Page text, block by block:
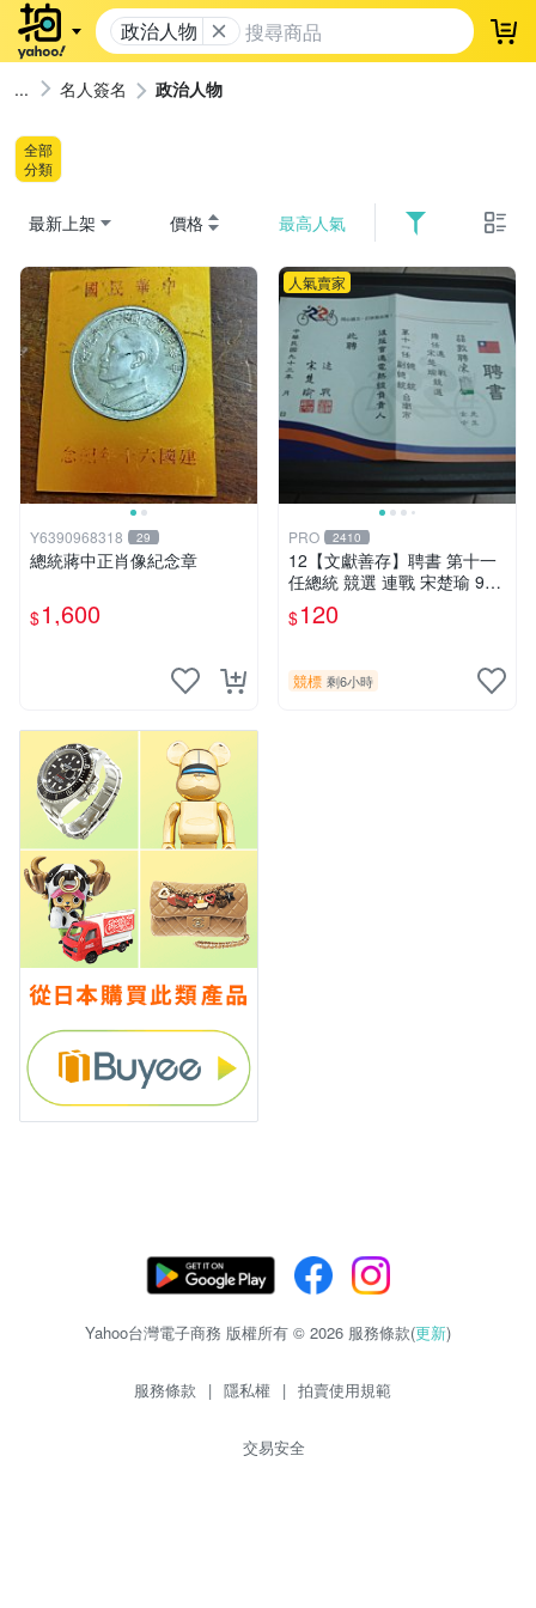
政治人物 登
名人簽名 政治人物
全部
分類
最新上架 價格 最高人氣
Y6390968318 29
總統蔣中正肖像紀念章
$1,600
人氣賣家
PRO 2410
12【文獻善存】聘書 第十一
任總統 競選 連戰 宋楚瑜 93
年
$120
競標 剩6小時
Yahoo台灣電子商務 版權所有 © 2026 服務條款(更新)
服務條款 | 隱私權 | 拍賣使用規範
交易安全